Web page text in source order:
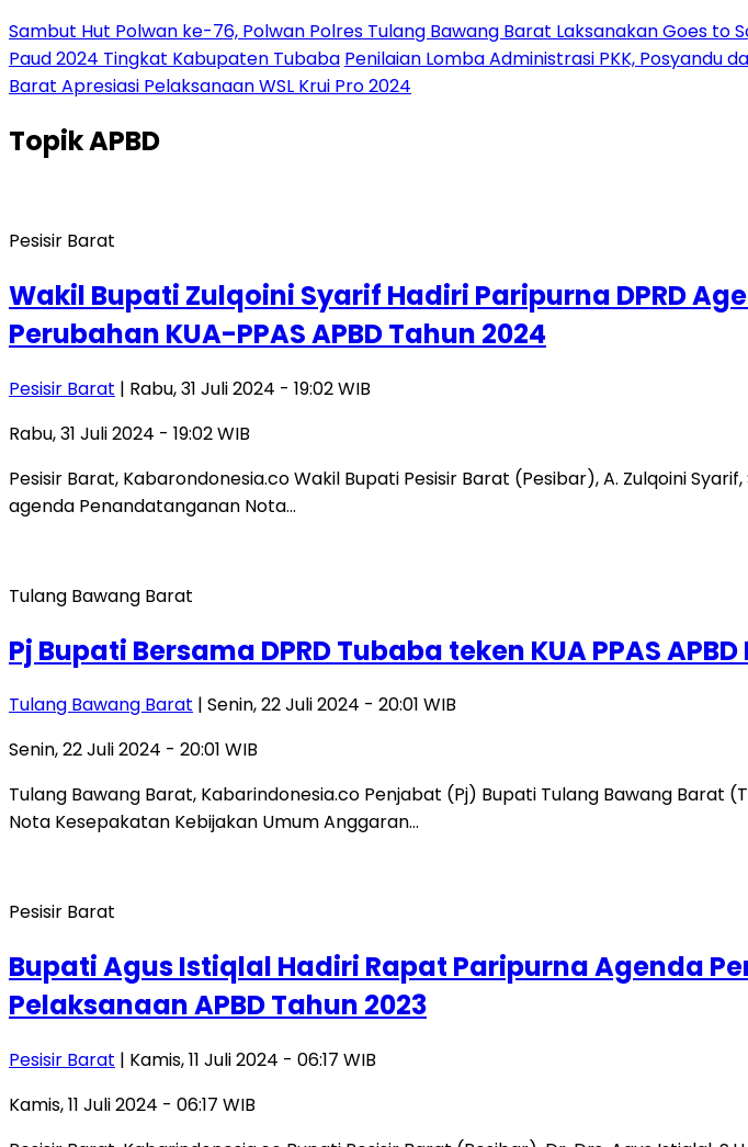
Sambut Hut Polwan ke-76, Polwan Polres Tulang Bawang Barat Laksanakan Goes to
Paud 2024 Tingkat Kabupaten Tubaba Penilaian Lomba Administrasi PKK, Posyandu
Barat Apresiasi Pelaksanaan WSL Krui Pro 2024
TopikAPBD
Pesisir Barat
Wakil Bupati Zulqoini Syarif Hadiri Paripurna DPRD
Perubahan KUA-PPAS APBD Tahun 2024
Pesisir Barat | Rabu, 31 Juli 2024 - 19:02 WIB
Rabu, 31 Juli 2024 - 19:02 WIB
Pesisir Barat, Kabarondonesia.co Wakil Bupati Pesisir Barat (Pesibar), A. Zulqoini
agenda Penandatanganan Nota…
Tulang Bawang Barat
Pj Bupati Bersama DPRD Tubaba teken KUA PPAS
Tulang Bawang Barat | Senin, 22 Juli 2024 - 20:01 WIB
Senin, 22 Juli 2024 - 20:01 WIB
Tulang Bawang Barat, Kabarindonesia.co Penjabat (Pj) Bupati Tulang Bawang
Nota Kesepakatan Kebijakan Umum Anggaran…
Pesisir Barat
Bupati Agus Istiqlal Hadiri Rapat Paripurna Agenda
Pelaksanaan APBD Tahun 2023
Pesisir Barat | Kamis, 11 Juli 2024 - 06:17 WIB
Kamis, 11 Juli 2024 - 06:17 WIB